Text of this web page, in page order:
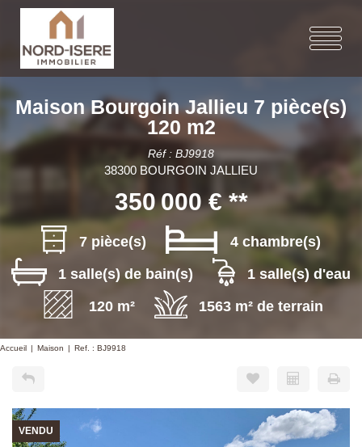
Maison Bourgoin Jallieu 7 pièce(s)
120 m2
Réf : BJ9918
38300 BOURGOIN JALLIEU
350 000 €**
7 pièce(s)
4 chambre(s)
1 salle(s) de bain(s)
1 salle(s) d'eau
120 m²
1563 m² de terrain
Accueil Maison Ref. : BJ9918
VENDU